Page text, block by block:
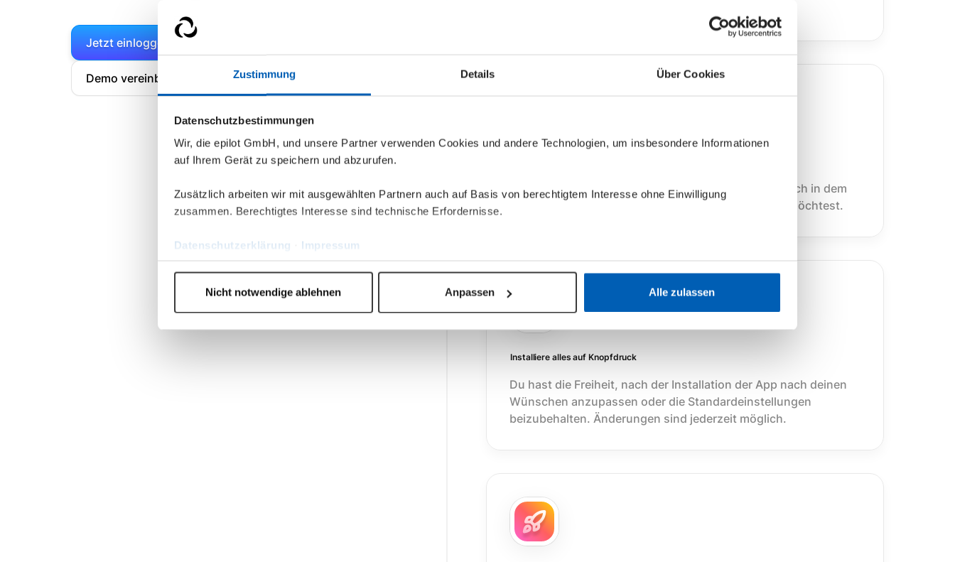
Zustimmung Details Über Cookies
Datenschutzbestimmungen
Wir, die epilot GmbH, und unsere Partner verwenden Cookies und andere Technologien, um insbesondere Informationen
auf Ihrem Gerät zu speichern und abzurufen.
Zusätzlich arbeiten wir mit ausgewählten Partnern auch auf Basis von berechtigtem Interesse ohne Einwilligung
zusammen. Berechtigtes Interesse sind technische Erfordernisse.
Datenschutzerklärung Impressum
Nicht notwendige ablehnen Anpassen Alle zulassen
Jetzt einloggen und installieren
Demo vereinbaren
Vom Marktplatz kommst du direkt zu epilot. Melde dich in dem
Mandanten an, in dem du den Blueprint installieren möchtest.
Installiere alles auf Knopfdruck
Du hast die Freiheit, nach der Installation der App nach deinen
Wünschen anzupassen oder die Standardeinstellungen
beizubehalten. Änderungen sind jederzeit möglich.